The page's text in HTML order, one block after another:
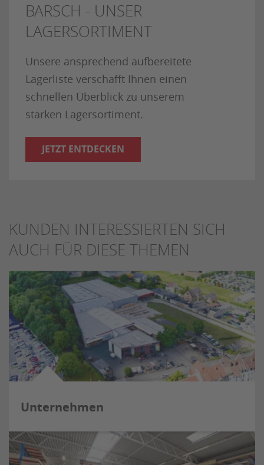
BARSCH - UNSER
LAGERSORTIMENT
Unsere ansprechend aufbereitete
Lagerliste verschafft Ihnen einen
schnellen Überblick zu unserem
starken Lagersortiment.
JETZT ENTDECKEN
KUNDEN INTERESSIERTEN SICH
AUCH FÜR DIESE THEMEN
Unternehmen